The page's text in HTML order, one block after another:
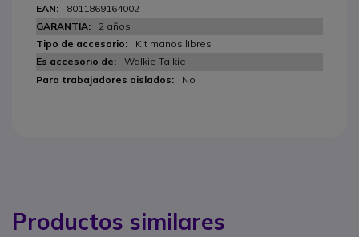
8011869164002
2 años
Kit manos libres
Walkie Talkie
No
Productos similares